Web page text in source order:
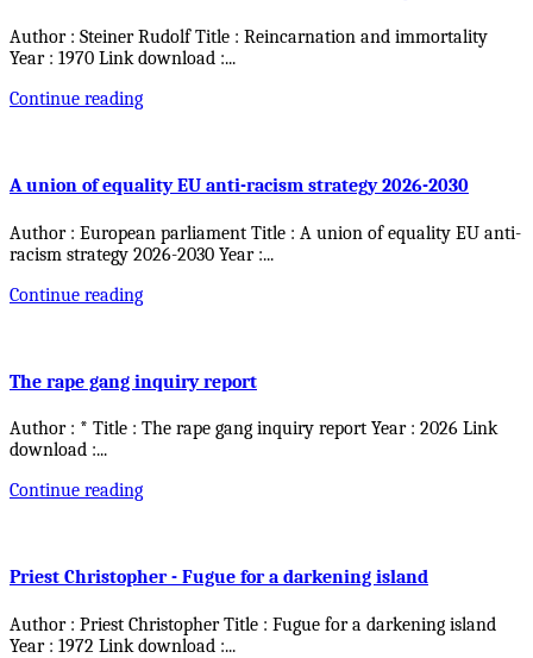
Author : Steiner Rudolf Title : Reincarnation and immortality
Year : 1970 Link download :...
Continue reading
A union of equality EU anti-racism strategy 2026-2030
Author : European parliament Title : A union of equality EU anti-
racism strategy 2026-2030 Year :...
Continue reading
The rape gang inquiry report
Author : * Title : The rape gang inquiry report Year : 2026 Link
download :...
Continue reading
Priest Christopher - Fugue for a darkening island
Author : Priest Christopher Title : Fugue for a darkening island
Year : 1972 Link download :...